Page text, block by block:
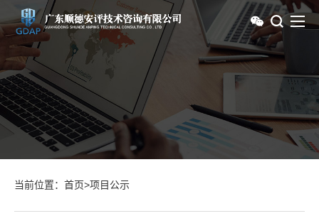
当前位置： 首页>项目公示